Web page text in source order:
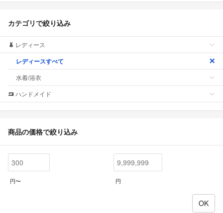
カテゴリで絞り込み
レディース
レディースすべて
水着/浴衣
ハンドメイド
商品の価格で絞り込み
円〜 円